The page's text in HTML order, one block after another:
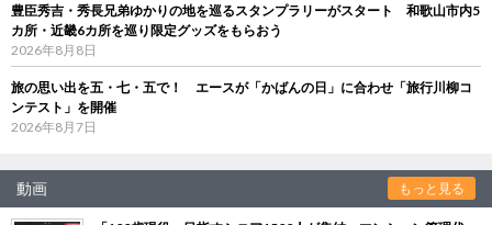
豊臣秀吉・秀長兄弟ゆかりの地を巡るスタンプラリーがスタート 和歌山市内5
カ所・近畿6カ所を巡り限定グッズをもらおう
2026年8月8日
旅の思い出を五・七・五で！ エースが「かばんの日」に合わせ「旅行川柳コ
ンテスト」を開催
2026年8月7日
動画 もっと見る